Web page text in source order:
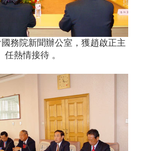
務院新聞辦公室，獲趙啟正主
任熱情接待 。